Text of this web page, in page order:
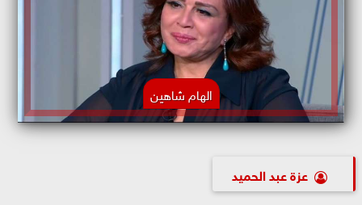
الهام شاهين
عزة عبد الحميد